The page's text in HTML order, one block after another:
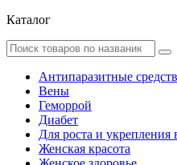
Каталог
Антипаразитные
Вены
Геморрой
Диабет
Для роста и укрепления
Женская красота